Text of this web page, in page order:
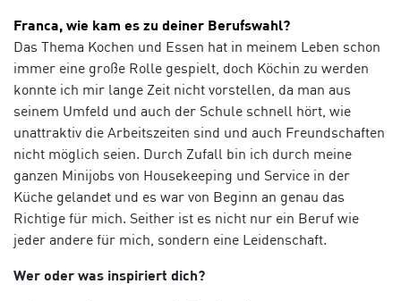
Franca, wie kam es zu deiner Berufswahl?
Das Thema Kochen und Essen hat in meinem Leben schon
immer eine große Rolle gespielt, doch Köchin zu werden
konnte ich mir lange Zeit nicht vorstellen, da man aus
seinem Umfeld und auch der Schule schnell hört, wie
unattraktiv die Arbeitszeiten sind und auch Freundschaften
nicht möglich seien. Durch Zufall bin ich durch meine
ganzen Minijobs von Housekeeping und Service in der
Küche gelandet und es war von Beginn an genau das
Richtige für mich. Seither ist es nicht nur ein Beruf wie
jeder andere für mich, sondern eine Leidenschaft.
Wer oder was inspiriert dich?